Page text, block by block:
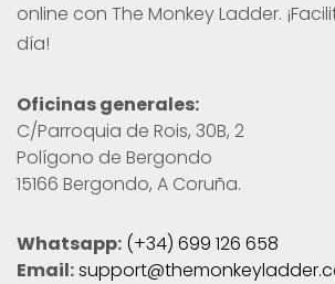
online con The Monkey Ladder.
día!
Oficinas generales:
C/Parroquia de Rois, 30B, 2
Polígono de Bergondo
15166 Bergondo, A Coruña.
Whatsapp: (+34) 699 126 658
Email: